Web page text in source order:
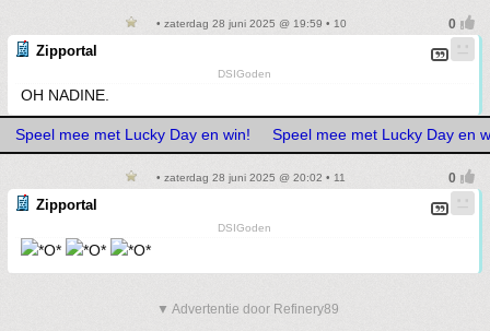
• zaterdag 28 juni 2025 @ 19:59 • 10
Zipportal
DSIGoden
OH NADINE.
Speel mee met Lucky Day en win! Speel mee met Lucky Day en
• zaterdag 28 juni 2025 @ 20:02 • 11
Zipportal
DSIGoden
▼ Advertentie door Refinery89